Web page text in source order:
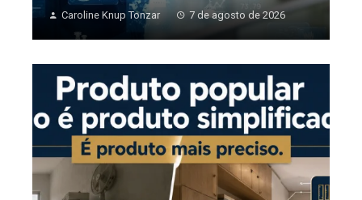
Caroline Knup Tonzar 7 de agosto de 2026